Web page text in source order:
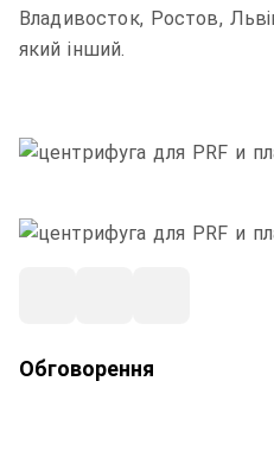
Владивосток, Ростов,
який інший.
Обговорення